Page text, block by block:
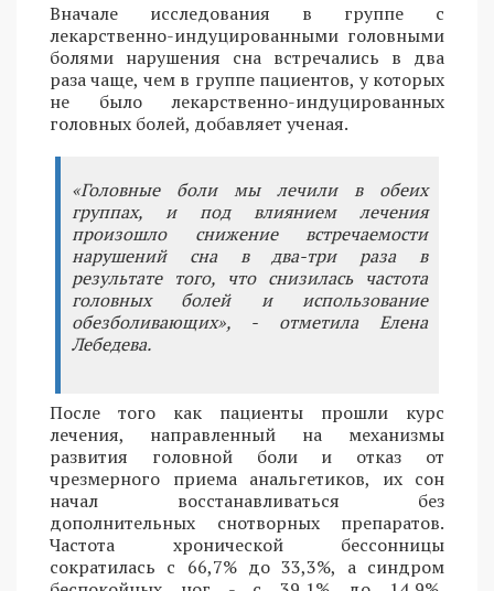
Вначале исследования в группе с
лекарственно-индуцированными головными
болями нарушения сна встречались в два
раза чаще, чем в группе пациентов, у которых
не было лекарственно-индуцированных
головных болей, добавляет ученая.
«Головные боли мы лечили в обеих
группах, и под влиянием лечения
произошло снижение встречаемости
нарушений сна в два-три раза в
результате того, что снизилась частота
головных болей и использование
обезболивающих», - отметила Елена
Лебедева.
После того как пациенты прошли курс
лечения, направленный на механизмы
развития головной боли и отказ от
чрезмерного приема анальгетиков, их сон
начал восстанавливаться без
дополнительных снотворных препаратов.
Частота хронической бессонницы
сократилась с 66,7% до 33,3%, а синдром